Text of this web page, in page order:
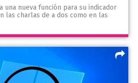
una nueva función para su indicador
las charlas de a dos como en las